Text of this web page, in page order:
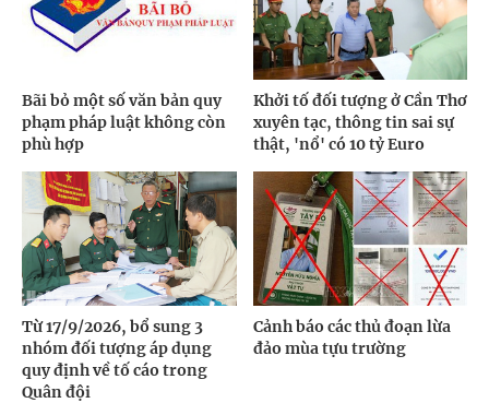
Bãi bỏ một số văn bản quy
phạm pháp luật không còn
phù hợp
Khởi tố đối tượng ở Cần Thơ
xuyên tạc, thông tin sai sự
thật, 'nổ' có 10 tỷ Euro
Từ 17/9/2026, bổ sung 3
nhóm đối tượng áp dụng
quy định về tố cáo trong
Quân đội
Cảnh báo các thủ đoạn lừa
đảo mùa tựu trường